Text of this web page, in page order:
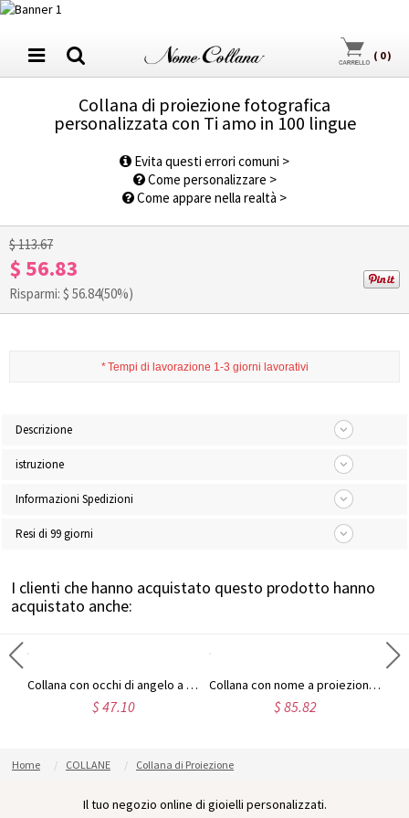
( 0)
Collana di proiezione fotografica
personalizzata con Ti amo in 100 lingue
1 /9
Evita questi errori comuni >
Come personalizzare >
Come appare nella realtà >
$ 113.67
$ 56.83
Risparmi: $ 56.84(50%)
*Tempi di lavorazione 1-3 giorni lavorativi
Descrizione
istruzione
Informazioni Spedizioni
Resi di 99 giorni
I clienti che hanno acquistato questo prodotto hanno
acquistato anche:
Collana con occhi di angelo a proiezione di luce con iscrizione Ti amo in 100 lingue
$ 47.10
Collana con nome a proiezione personalizzata che dice che ti amo in argento sterling 100 lingue
$ 85.82
Home COLLANE Collana di Proiezione
Il tuo negozio online di gioielli personalizzati.